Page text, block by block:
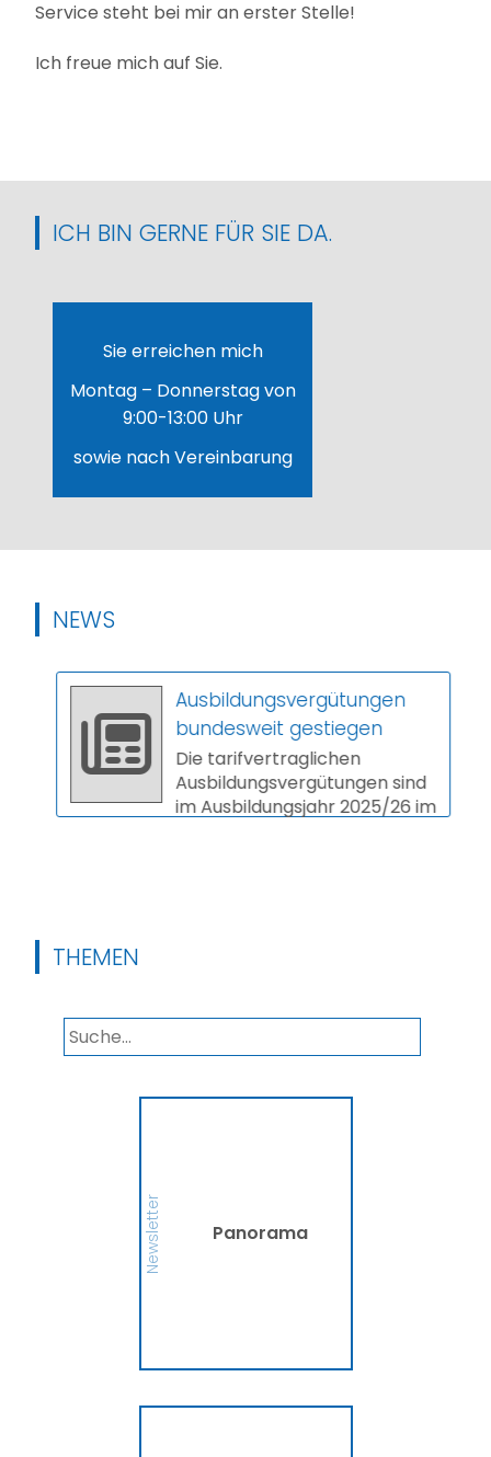
Service steht bei mir an erster Stelle!
Ich freue mich auf Sie.
ICH BIN GERNE FÜR SIE DA.
Sie erreichen mich
Montag – Donnerstag von
9:00-13:00 Uhr
sowie nach Vereinbarung
NEWS
Ausbildungsvergütungen
bundesweit gestiegen
Die tarifvertraglichen
Ausbildungsvergütungen sind
im Ausbildungsjahr 2025/26 im
THEMEN
Newsletter Panorama
Gewerbethemen. Bleiben